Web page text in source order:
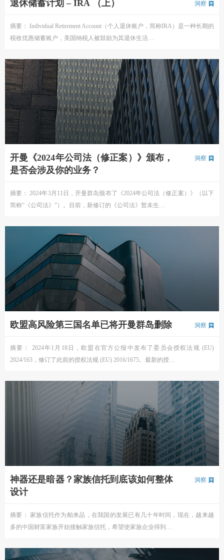
退休储蓄计划 – IRA （上） 洞察
摘要： Individual Retirement Account（个人退休账户，简称IRA）是一种长期的
税收优惠储蓄账户，美国纳税人被鼓励为其退休生活…
开曼《2024年公司法（修正案）》颁布，
是否会涉及你的业务？
洞察
摘要： 2024年3月11日，开曼群岛颁布了《2024年公司法（修正案）》（以下
简称“《公司法》”）。目前，新修订的《公司法》暂未生…
欧盟高风险第三国名单已将开曼群岛删除 洞察
摘要： 2024年1月18日，欧盟在官方公报中发布了委员会授权法规 (EU)
2024/163，修订了此前的授权法规 (EU) 2016/1675。最新的授…
神器还是暗器？家族信托到底该如何整体
设计
洞察
摘要： 家族信托作为舶来品，在我国的发展已有几十年时间，现在，越来越
多的中国财富家族开始接触家族信托，希望使家族企业得到…